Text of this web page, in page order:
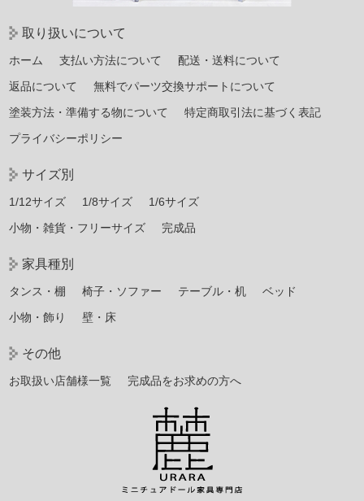
取り扱いについて
ホーム 支払い方法について
配送・送料について
返品について
無料でパーツ交換サポートについて
塗装方法・準備する物について
特定商取引法に基づく表記
プライバシーポリシー
サイズ別
1/12サイズ 1/8サイズ
1/6サイズ
小物・雑貨・フリーサイズ
完成品
家具種別
タンス・棚 椅子・ソファー テーブル・机
ベッド
小物・飾り
壁・床
その他
お取扱い店舗様一覧 完成品をお求めの方へ